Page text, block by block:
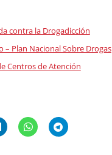
contra la Drogadicción
– Plan Nacional Sobre Drogas
Centros de Atención